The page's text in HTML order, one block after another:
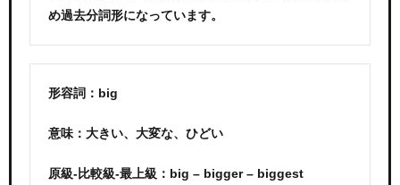
め過去分詞形になっています。
形容詞：big
意味：大きい、大変な、ひどい
原級-比較級-最上級：big – bigger – biggest